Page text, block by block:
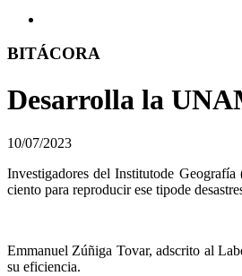
BITÁCORA
Desarrolla la
10/07/2023
Investigadores del Institutode
ciento para reproducir ese tipode
Emmanuel Zúñiga Tovar, adscrito al
su eficiencia.